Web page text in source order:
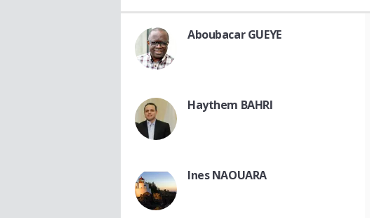
Aboubacar GUEYE
Haythem BAHRI
Ines NAOUARA